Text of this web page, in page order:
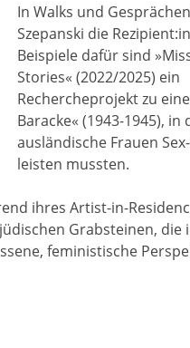
In Walks und
Szepanski die
Beispiele dafür sind
Stories« (2022/2025) ein
Rechercheprojekt zu
Baracke« (1943-1945), in
ausländische Frauen
leisten mussten.
ihres Artist-in-
Grabsteinen, die
feministische